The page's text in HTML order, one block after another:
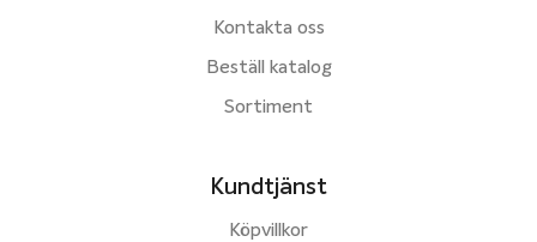
Kontakta oss
Beställ katalog
Sortiment
Kundtjänst
Köpvillkor